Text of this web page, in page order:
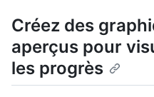
Créez des
aperçus pour
les progrès